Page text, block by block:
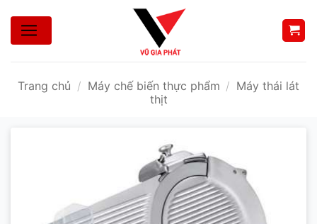
nội
Trang chủ / Máy chế biến thực phẩm / Máy thái lát
thịt